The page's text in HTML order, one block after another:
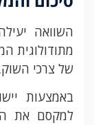
השוואה
מתודולוגית
של צרכי השוק.
באמצעות
למקסם את